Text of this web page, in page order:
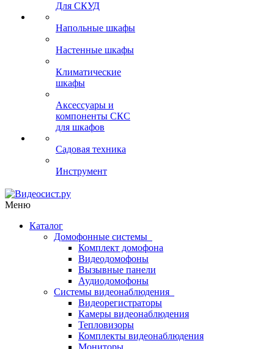
Для СКУД
Напольные шкафы
Настенные шкафы
Климатические
шкафы
Аксессуары и
компоненты СКС
для шкафов
Садовая техника
Инструмент
Меню
Каталог
Домофонные системы
Комплект домофона
Видеодомофоны
Вызывные панели
Аудиодомофоны
Системы видеонаблюдения
Видеорегистраторы
Камеры видеонаблюдения
Тепловизоры
Комплекты видеонаблюдения
Мониторы